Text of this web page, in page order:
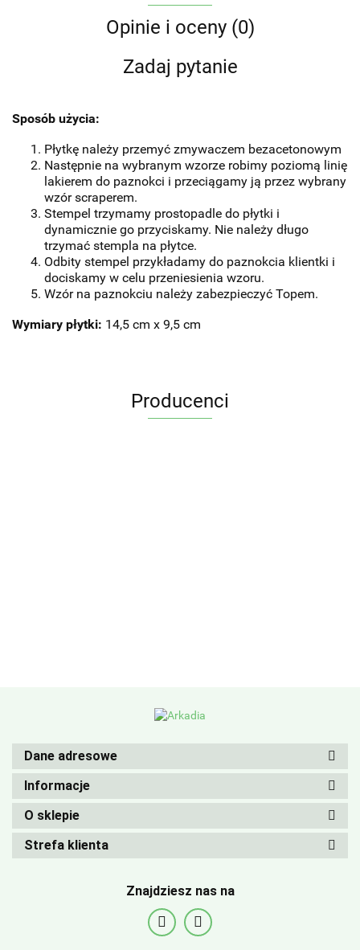
Opinie i oceny (0)
Zadaj pytanie
Sposób użycia:
Płytkę należy przemyć zmywaczem bezacetonowym
Następnie na wybranym wzorze robimy poziomą linię
lakierem do paznokci i przeciągamy ją przez wybrany
wzór scraperem.
Stempel trzymamy prostopadle do płytki i
dynamicznie go przyciskamy. Nie należy długo
trzymać stempla na płytce.
Odbity stempel przykładamy do paznokcia klientki i
dociskamy w celu przeniesienia wzoru.
Wzór na paznokciu należy zabezpieczyć Topem.
Wymiary płytki: 14,5 cm x 9,5 cm
Producenci
Dane adresowe
Informacje
O sklepie
Strefa klienta
Znajdziesz nas na